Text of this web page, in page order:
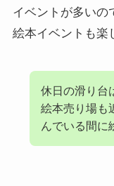
イベントが多いの
絵本イベントも楽
休日の滑り台
絵本売り場も
んでいる間に